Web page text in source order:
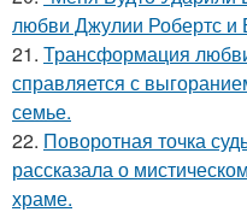
любви Джулии Робертс и
21. Трансформация
справляется с
семье.
22. Поворотная точка
рассказала о
храме.